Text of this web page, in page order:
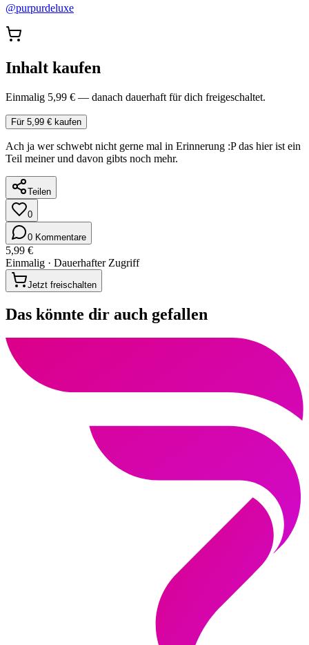
@purpurdeluxe
Inhalt kaufen
Einmalig 5,99 € — danach dauerhaft für dich freigeschaltet.
Für 5,99 € kaufen
Ach ja wer schwebt nicht gerne mal in Erinnerung :P das hier ist ein
Teil meiner und davon gibts noch mehr.
Teilen
0
0 Kommentare
5,99 €
Einmalig · Dauerhafter Zugriff
Jetzt freischalten
Das könnte dir auch gefallen